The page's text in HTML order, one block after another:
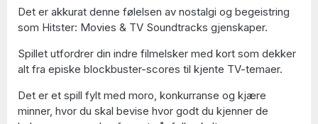
Det er akkurat denne følelsen av nostalgi og begeistring
som Hitster: Movies & TV Soundtracks gjenskaper.
Spillet utfordrer din indre filmelsker med kort som dekker
alt fra episke blockbuster-scores til kjente TV-temaer.
Det er et spill fylt med moro, konkurranse og kjære
minner, hvor du skal bevise hvor godt du kjenner de